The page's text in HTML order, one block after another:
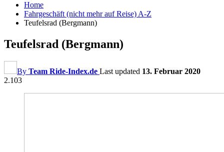
Home
Fahrgeschäft (nicht mehr auf Reise) A-Z
Teufelsrad (Bergmann)
Teufelsrad (Bergmann)
By Team Ride-Index.de Last updated 13. Februar 2020
2.103